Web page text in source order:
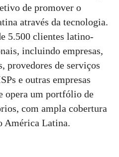
de promover o
através da tecnologia.
5.500 clientes latino-
incluindo empresas,
provedores de serviços
e outras empresas
opera um portfólio de
com ampla cobertura
América Latina.